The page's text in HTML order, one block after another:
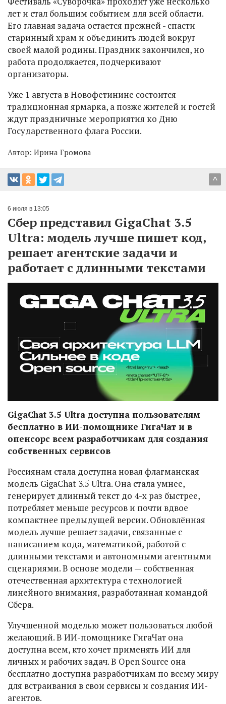
лет и стал большим событием для всей области.
Его главная задача остается прежней - спасти
старинный храм и объединить людей вокруг
своей малой родины. Праздник закончился, но
работа продолжается, подчеркивают
организаторы.
Уже 1 августа в Новофетинине состоится
традиционная ярмарка, а позже жителей и гостей
ждут праздничные мероприятия ко Дню
Государственного флага России.
Автор: Ирина Громова
^
6 июля в 13:05
Сбер представил GigaChat 3.5
Ultra: модель лучше пишет код,
решает агентские задачи и
работает с длинными текстами
GigaChat 3.5 Ultra доступна пользователям
бесплатно в ИИ-помощнике ГигаЧат и в
опенсорс всем разработчикам для создания
собственных сервисов
Россиянам стала доступна новая флагманская
модель GigaChat 3.5 Ultra. Она стала умнее,
генерирует длинный текст до 4-х раз быстрее,
потребляет меньше ресурсов и почти вдвое
компактнее предыдущей версии. Обновлённая
модель лучше решает задачи, связанные с
написанием кода, математикой, работой с
длинными текстами и автономными агентными
сценариями. В основе модели — собственная
отечественная архитектура с технологией
линейного внимания, разработанная командой
Сбера.
Улучшенной моделью может пользоваться любой
желающий. В ИИ-помощнике ГигаЧат она
доступна всем, кто хочет применять ИИ для
личных и рабочих задач. В Open Source она
бесплатно доступна разработчикам по всему миру
для встраивания в свои сервисы и создания ИИ-
агентов.